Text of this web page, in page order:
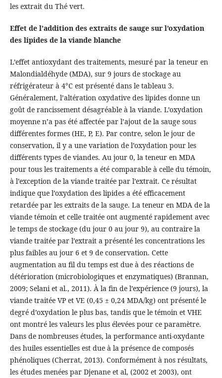
les extrait du Thé vert.
Effet de l’addition des extraits de sauge sur l’oxydation
des lipides de la viande blanche
L’effet antioxydant des traitements, mesuré par la teneur en
Malondialdéhyde (MDA), sur 9 jours de stockage au
réfrigérateur à 4°C est présenté dans le tableau 3.
Généralement, l’altération oxydative des lipides donne un
goût de rancissement désagréable à la viande. L’oxydation
moyenne n’a pas été affectée par l’ajout de la sauge sous
différentes formes (HE, P, E). Par contre, selon le jour de
conservation, il y a une variation de l’oxydation pour les
différents types de viandes. Au jour 0, la teneur en MDA
pour tous les traitements a été comparable à celle du témoin,
à l’exception de la viande traitée par l’extrait. Ce résultat
indique que l’oxydation des lipides a été efficacement
retardée par les extraits de la sauge. La teneur en MDA de la
viande témoin et celle traitée ont augmenté rapidement avec
le temps de stockage (du jour 0 au jour 9), au contraire la
viande traitée par l’extrait a présenté les concentrations les
plus faibles au jour 6 et 9 de conservation. Cette
augmentation au fil du temps est due à des réactions de
détérioration (microbiologiques et enzymatiques) (Brannan,
2009; Selani et al., 2011). À la fin de l’expérience (9 jours), la
viande traitée VP et VE (0,45 ± 0,24 MDA/kg) ont présenté le
degré d’oxydation le plus bas, tandis que le témoin et VHE
ont montré les valeurs les plus élevées pour ce paramètre.
Dans de nombreuses études, la performance anti-oxydante
des huiles essentielles est due à la présence de composés
phénoliques (Cherrat, 2013). Conformément à nos résultats,
les études menées par Djenane et al, (2002 et 2003), ont